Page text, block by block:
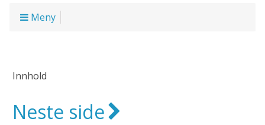
Meny
Innhold
Neste side